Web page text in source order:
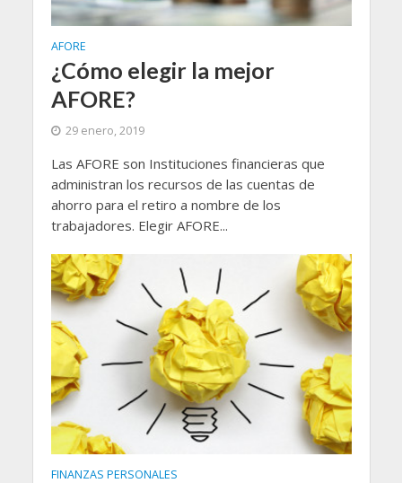
AFORE
¿Cómo elegir la mejor
AFORE?
29 enero, 2019
Las AFORE son Instituciones financieras que
administran los recursos de las cuentas de
ahorro para el retiro a nombre de los
trabajadores. Elegir AFORE...
FINANZAS PERSONALES